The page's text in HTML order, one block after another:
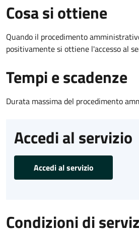
Cosa si ottiene
Quando il procedimento
positivamente si ottiene l'accesso al
Tempi e scadenze
Durata massima del procedimento
Accedi al servizio
Accedi al servizio
Condizioni di